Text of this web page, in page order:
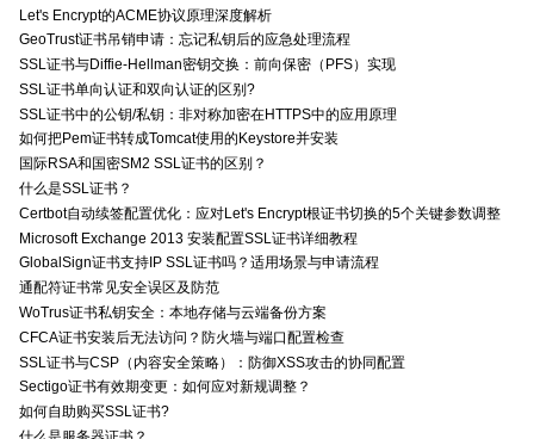
Let's Encrypt的ACME协议原理深度解析
GeoTrust证书吊销申请：忘记私钥后的应急处理流程
SSL证书与Diffie-Hellman密钥交换：前向保密（PFS）实现
SSL证书单向认证和双向认证的区别?
SSL证书中的公钥/私钥：非对称加密在HTTPS中的应用原理
如何把Pem证书转成Tomcat使用的Keystore并安装
国际RSA和国密SM2 SSL证书的区别？
什么是SSL证书？
Certbot自动续签配置优化：应对Let's Encrypt根证书切换的5个关键参数调整
Microsoft Exchange 2013 安装配置SSL证书详细教程
GlobalSign证书支持IP SSL证书吗？适用场景与申请流程
通配符证书常见安全误区及防范
WoTrus证书私钥安全：本地存储与云端备份方案
CFCA证书安装后无法访问？防火墙与端口配置检查
SSL证书与CSP（内容安全策略）：防御XSS攻击的协同配置
Sectigo证书有效期变更：如何应对新规调整？
如何自助购买SSL证书?